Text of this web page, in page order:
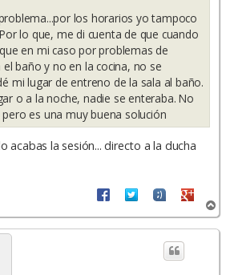
los horarios yo tampoco
lo que, me di cuenta de que cuando
en mi caso por problemas de
baño y no en la cocina, no se
mi lugar de entreno de la sala al baño.
o a la noche, nadie se enteraba. No
es una muy buena solución
acabas la sesión... directo a la ducha
r
r